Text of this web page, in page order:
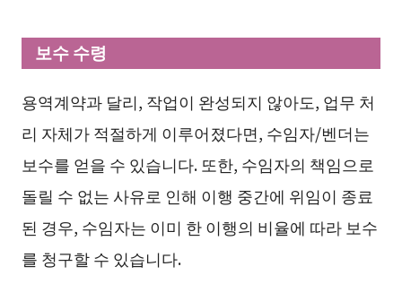
보수 수령
용역계약과 달리, 작업이 완성되지 않아도, 업무 처
리 자체가 적절하게 이루어졌다면, 수임자/벤더는
보수를 얻을 수 있습니다. 또한, 수임자의 책임으로
돌릴 수 없는 사유로 인해 이행 중간에 위임이 종료
된 경우, 수임자는 이미 한 이행의 비율에 따라 보수
를 청구할 수 있습니다.